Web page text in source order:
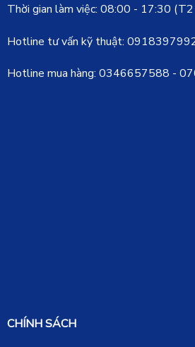
Thời gian làm việc: 08:00 - 17:30
Hotline tư vấn kỹ thuật:
Hotline mua hàng: 0346657588 -
CHÍNH SÁCH